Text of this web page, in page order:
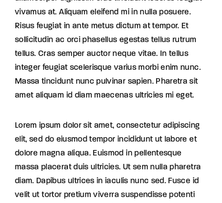
vivamus at. Aliquam eleifend mi in nulla posuere.
Risus feugiat in ante metus dictum at tempor. Et
sollicitudin ac orci phasellus egestas tellus rutrum
tellus. Cras semper auctor neque vitae. In tellus
integer feugiat scelerisque varius morbi enim nunc.
Massa tincidunt nunc pulvinar sapien. Pharetra sit
amet aliquam id diam maecenas ultricies mi eget.
Lorem ipsum dolor sit amet, consectetur adipiscing
elit, sed do eiusmod tempor incididunt ut labore et
dolore magna aliqua. Euismod in pellentesque
massa placerat duis ultricies. Ut sem nulla pharetra
diam. Dapibus ultrices in iaculis nunc sed. Fusce id
velit ut tortor pretium viverra suspendisse potenti